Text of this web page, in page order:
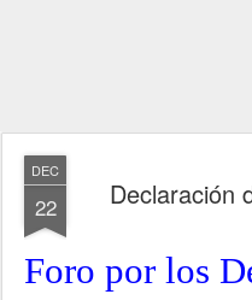
DEC
22 Declaración
Foro por los